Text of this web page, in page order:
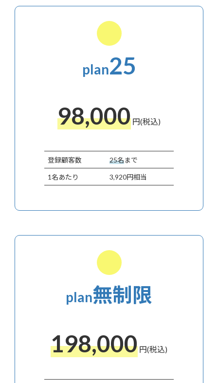
plan25
98,000 円(税込)
登録顧客数 25名まで
1名あたり 3,920円相当
plan無制限
198,000 円(税込)